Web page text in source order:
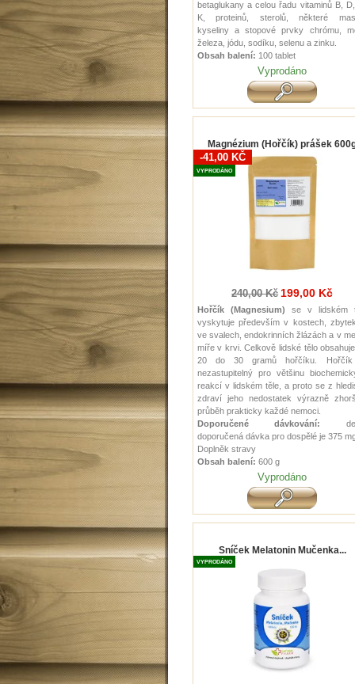
betaglukany a celou řadu vitaminů B,
K, proteinů, sterolů, některé
kyseliny a stopové prvky chrómu,
železa, jódu, sodíku, selenu a zinku.
Obsah balení: 100 tablet
Vyprodáno
Magnézium (Hořčík) prášek
-41,00 KČ
VYPRODÁNO
240,00 Kč 199,00 Kč
Hořčík (Magnesium) se v lidském
vyskytuje především v kostech,
ve svalech, endokrinních žlázách a v
míře v krvi. Celkově lidské tělo
20 do 30 gramů hořčíku.
nezastupitelný pro většinu
reakcí v lidském těle, a proto se z
zdraví jeho nedostatek výrazně
průběh prakticky každé nemoci.
Doporučené dávkování:
doporučená dávka pro dospělé je 375
Doplněk stravy
Obsah balení: 600 g
Vyprodáno
Sníček Melatonin Mučenka...
VYPRODÁNO